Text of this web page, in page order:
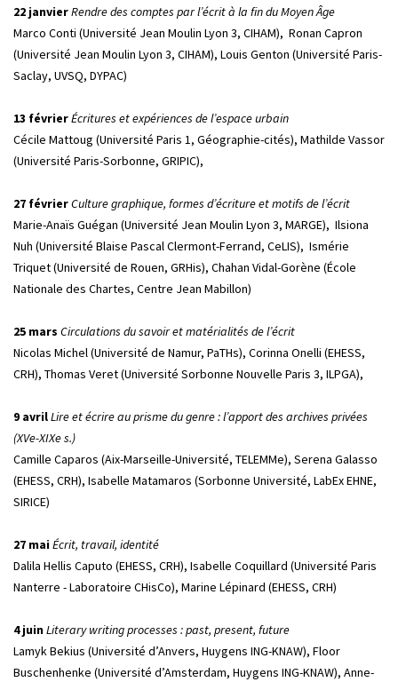
22 janvierRendre des comptes par l’écrit à la fin du Moyen Âge
Marco Conti (Université Jean Moulin Lyon 3, CIHAM), Ronan Capron
(Université Jean Moulin Lyon 3, CIHAM), Louis Genton (Université Paris-
Saclay, UVSQ, DYPAC)
13 févrierÉcritures et expériences de l’espace urbain
Cécile Mattoug (Université Paris 1, Géographie-cités), Mathilde Vassor
(Université Paris-Sorbonne, GRIPIC),
27 févrierCulture graphique, formes d’écriture et motifs de l’écrit
Marie-Anaïs Guégan (Université Jean Moulin Lyon 3, MARGE), Ilsiona
Nuh (Université Blaise Pascal Clermont-Ferrand, CeLIS), Ismérie
Triquet (Université de Rouen, GRHis), Chahan Vidal-Gorène (École
Nationale des Chartes, Centre Jean Mabillon)
25 mars Circulations du savoir et matérialités de l’écrit
Nicolas Michel (Université de Namur, PaTHs), Corinna Onelli (EHESS,
CRH), Thomas Veret (Université Sorbonne Nouvelle Paris 3, ILPGA),
9 avrilLire et écrire au prisme du genre : l’apport des archives privées
(XVe-XIXe s.)
Camille Caparos (Aix-Marseille-Université, TELEMMe), Serena Galasso
(EHESS, CRH), Isabelle Matamaros (Sorbonne Université, LabEx EHNE,
SIRICE)
27 maiÉcrit, travail, identité
Dalila Hellis Caputo (EHESS, CRH), Isabelle Coquillard (Université Paris
Nanterre - Laboratoire CHisCo), Marine Lépinard (EHESS, CRH)
4 juinLiterary writing processes : past, present, future
Lamyk Bekius (Université d’Anvers, Huygens ING-KNAW), Floor
Buschenhenke (Université d’Amsterdam, Huygens ING-KNAW), Anne-